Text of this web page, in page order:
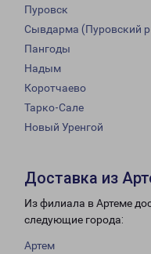
Пуровск
Сывдарма (Пуровский
Пангоды
Надым
Коротчаево
Тарко-Сале
Новый Уренгой
Доставка из
Из филиала в Артеме
следующие города:
Артем